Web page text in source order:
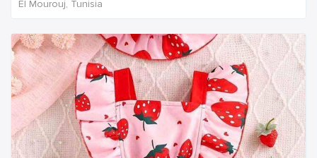
El Mourouj, Tunisia